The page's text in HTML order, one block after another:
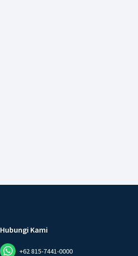
Hubungi Kami
+62 815-7441-0000